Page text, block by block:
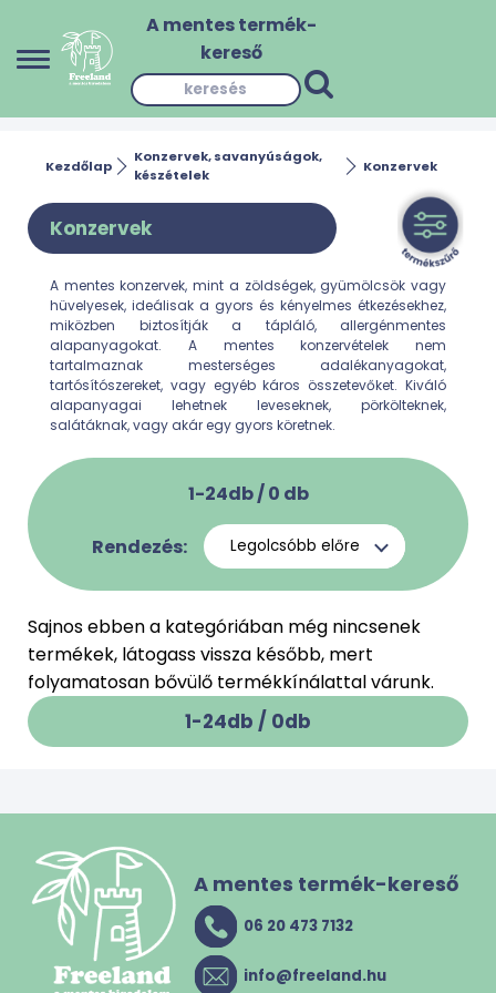
A mentes termék-
kereső
Kezdőlap
Konzervek, savanyúságok,
készételek
Konzervek
Konzervek
A mentes konzervek, mint a zöldségek, gyümölcsök vagy
hüvelyesek, ideálisak a gyors és kényelmes étkezésekhez,
miközben biztosítják a tápláló, allergénmentes
alapanyagokat. A mentes konzervételek nem
tartalmaznak mesterséges adalékanyagokat,
tartósítószereket, vagy egyéb káros összetevőket. Kiváló
alapanyagai lehetnek leveseknek, pörkölteknek,
salátáknak, vagy akár egy gyors köretnek.
1-24db /0 db
Rendezés:
Sajnos ebben a kategóriában még nincsenek
termékek, látogass vissza később, mert
folyamatosan bővülő termékkínálattal várunk.
1-24db / 0db
A mentes termék-kereső
06 20 473 7132
info@freeland.hu